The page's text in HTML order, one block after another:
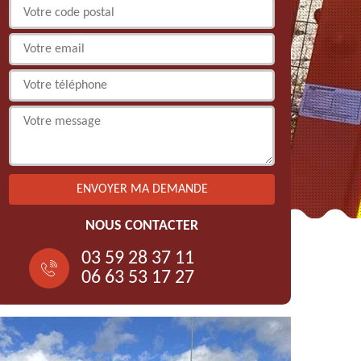
NOUS CONTACTER
03 59 28 37 11
06 63 53 17 27